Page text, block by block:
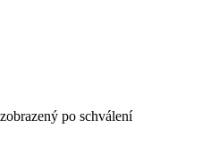
po schválení